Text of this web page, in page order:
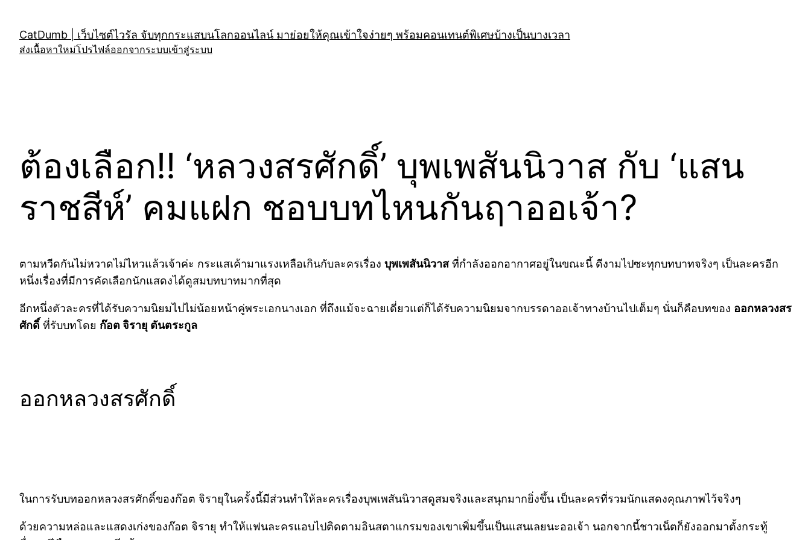
content
CatDumb | เว็บไซต์ไวรัล จับทุกกระแสบนโลกออนไลน์ มาย่อยให้คุณเข้าใจง่ายๆ พร้อมคอนเทนต์พิเศษบ้างเป็นบางเวลา
ส่งเนื้อหาใหม่โปรไฟล์ออกจากระบบเข้าสู่ระบบ
ต้องเลือก!! ‘หลวงสรศักดิ์’ บุพเพสันนิวาส กับ ‘แสน
ราชสีห์’ คมแฝก ชอบบทไหนกันฤาออเจ้า?
ตามหวีดกันไม่หวาดไม่ไหวแล้วเจ้าค่ะ กระแสเค้ามาแรงเหลือเกินกับละครเรื่อง บุพเพสันนิวาสที่กำลังออกอากาศอยู่ในขณะนี้ ดีงามไปซะทุกบทบาทจริงๆ เป็นละครอีก
หนึ่งเรื่องที่มีการคัดเลือกนักแสดงได้ดูสมบทบาทมากที่สุด
อีกหนึ่งตัวละครที่ได้รับความนิยมไปไม่น้อยหน้าคู่พระเอกนางเอก ที่ถึงแม้จะฉายเดี่ยวแต่ก็ได้รับความนิยมจากบรรดาออเจ้าทางบ้านไปเต็มๆ นั่นก็คือบทของ ออกหลวงสร
ศักดิ์ ที่รับบทโดย ก๊อต จิรายุ ตันตระกูล
ออกหลวงสรศักดิ์
ในการรับบทออกหลวงสรศักดิ์ของก๊อต จิรายุในครั้งนี้มีส่วนทำให้ละครเรื่องบุพเพสันนิวาสดูสมจริงและสนุกมากยิ่งขึ้น เป็นละครที่รวมนักแสดงคุณภาพไว้จริงๆ
ด้วยความหล่อและแสดงเก่งของก๊อต จิรายุ ทำให้แฟนละครแอบไปติดตามอินสตาแกรมของเขาเพิ่มขึ้นเป็นแสนเลยนะออเจ้า นอกจากนี้ชาวเน็ตก็ยังออกมาตั้งกระทู้